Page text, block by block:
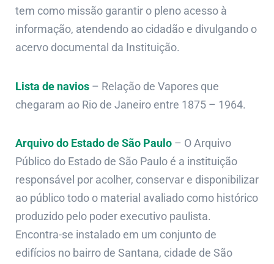
tem como missão garantir o pleno acesso à
informação, atendendo ao cidadão e divulgando o
acervo documental da Instituição.
Lista de navios – Relação de Vapores que
chegaram ao Rio de Janeiro entre 1875 – 1964.
Arquivo do Estado de São Paulo – O Arquivo
Público do Estado de São Paulo é a instituição
responsável por acolher, conservar e disponibilizar
ao público todo o material avaliado como histórico
produzido pelo poder executivo paulista.
Encontra-se instalado em um conjunto de
edifícios no bairro de Santana, cidade de São